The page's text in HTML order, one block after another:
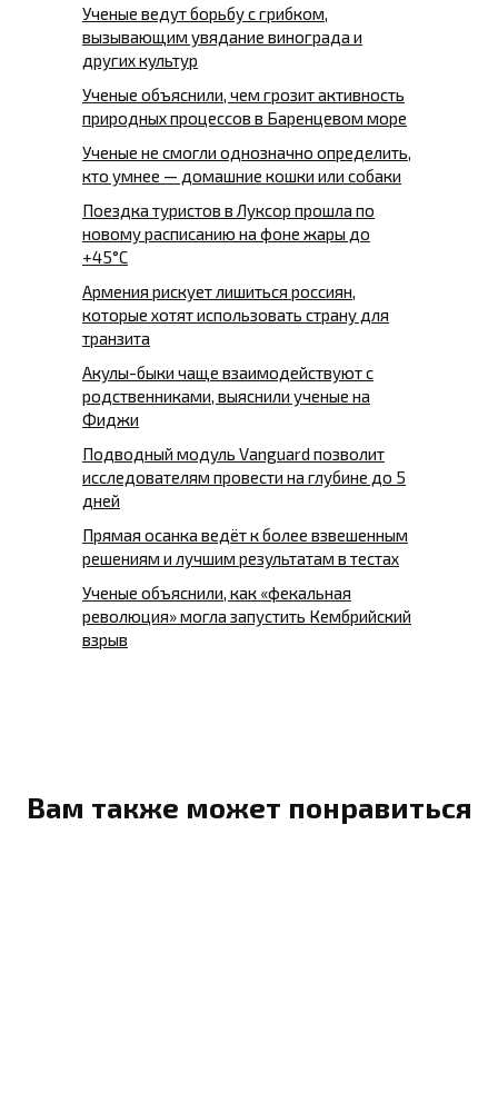
Ученые ведут борьбу с грибком,
вызывающим увядание винограда и
других культур
Ученые объяснили, чем грозит активность
природных процессов в Баренцевом море
Ученые не смогли однозначно определить,
кто умнее — домашние кошки или собаки
Поездка туристов в Луксор прошла по
новому расписанию на фоне жары до
+45°C
Армения рискует лишиться россиян,
которые хотят использовать страну для
транзита
Акулы-быки чаще взаимодействуют с
родственниками, выяснили ученые на
Фиджи
Подводный модуль Vanguard позволит
исследователям провести на глубине до 5
дней
Прямая осанка ведёт к более взвешенным
решениям и лучшим результатам в тестах
Ученые объяснили, как «фекальная
революция» могла запустить Кембрийский
взрыв
Вам также может понравиться